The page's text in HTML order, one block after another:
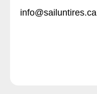
info@sailuntires.ca